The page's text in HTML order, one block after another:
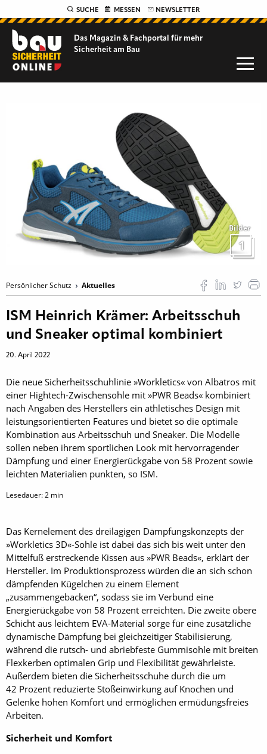
SUCHE MESSEN NEWSLETTER
Das Magazin & Fachportal für mehr
Sicherheit am Bau
Bilder
1
Persönlicher Schutz Aktuelles
ISM Heinrich Krämer: Arbeitsschuh
und Sneaker optimal kombiniert
20. April 2022
Die neue Sicherheitsschuhlinie »Workletics« von Albatros mit
einer Hightech-Zwischensohle mit »PWR Beads« kombiniert
nach Angaben des Herstellers ein athletisches Design mit
leistungsorientierten Features und bietet so die optimale
Kombination aus Arbeitsschuh und Sneaker. Die Modelle
sollen neben ihrem sportlichen Look mit hervorragender
Dämpfung und einer Energierückgabe von 58 Prozent sowie
leichten Materialien punkten, so ISM.
Lesedauer:2 min
Das Kernelement des dreilagigen Dämpfungskonzepts der
»Workletics 3D«-Sohle ist dabei das sich bis weit unter den
Mittelfuß erstreckende Kissen aus »PWR Beads«, erklärt der
Hersteller. Im Produktionsprozess würden die an sich schon
dämpfenden Kügelchen zu einem Element
„zusammengebacken“, sodass sie im Verbund eine
Energierückgabe von 58 Prozent erreichten. Die zweite obere
Schicht aus leichtem EVA-Material sorge für eine zusätzliche
dynamische Dämpfung bei gleichzeitiger Stabilisierung,
während die rutsch- und abriebfeste Gummisohle mit breiten
Flexkerben optimalen Grip und Flexibilität gewährleiste.
Außerdem bieten die Sicherheitsschuhe durch die um
42 Prozent reduzierte Stoßeinwirkung auf Knochen und
Gelenke hohen Komfort und ermöglichen ermüdungsfreies
Arbeiten.
Sicherheit und Komfort